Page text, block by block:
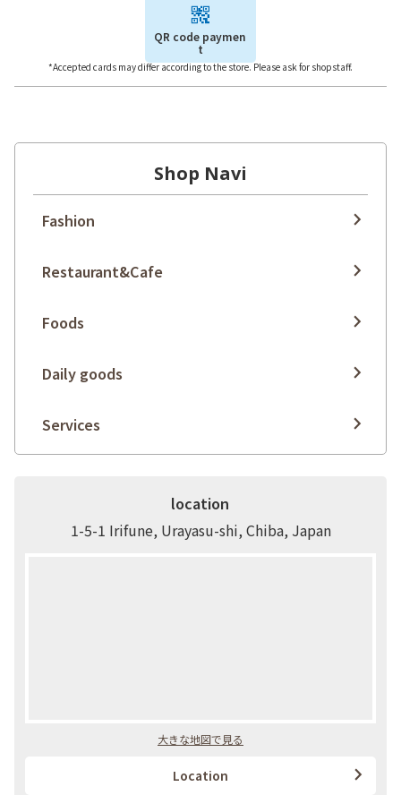
QR code paymen
t
*Accepted cards may differ according to the store. Please ask for shopstaff.
Shop Navi
Fashion
Restaurant&Cafe
Foods
Daily goods
Services
location
1-5-1 Irifune, Urayasu-shi, Chiba, Japan
大きな地図で見る
Location